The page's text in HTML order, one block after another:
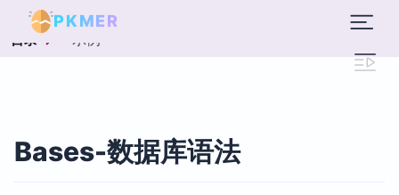
PKMER
目录 示例
Bases-数据库语法